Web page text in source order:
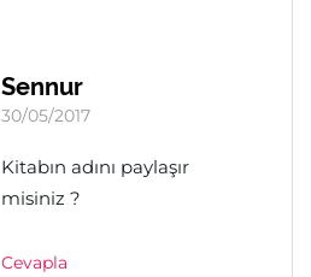
Sennur
30/05/2017
Kitabın adını paylaşır
misiniz ?
Cevapla